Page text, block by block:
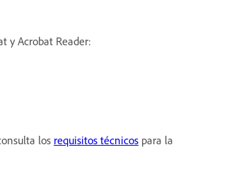
y Acrobat Reader:
los requisitos técnicos para la